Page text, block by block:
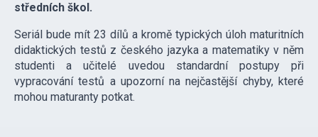
středních škol.
Seriál bude mít 23 dílů a kromě typických úloh maturitních
didaktických testů z českého jazyka a matematiky v něm
studenti a učitelé uvedou standardní postupy při
vypracování testů a upozorní na nejčastější chyby, které
mohou maturanty potkat.